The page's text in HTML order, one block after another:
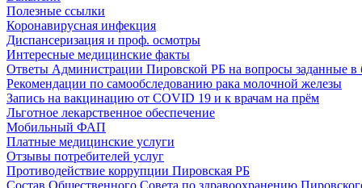
Полезные ссылки
Коронавирусная инфекция
Диспансеризация и проф. осмотры
Интересные медицинские факты
Ответы Администрации Пировской РБ на вопросы заданные в
Рекомендации по самообследованию рака молочной железы
Запись на вакцинацию от COVID 19 и к врачам на прём
Льготное лекарственное обеспечение
Мобильный ФАП
Платные медицинские услуги
Отзывы потребителей услуг
Противодействие коррупции Пировская РБ
Состав Общественного Совета по здравоохранению